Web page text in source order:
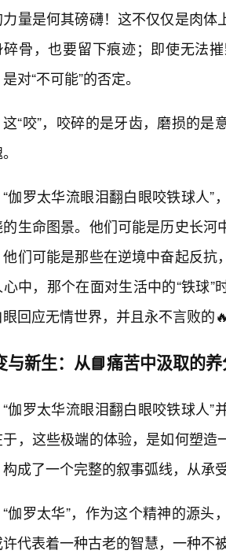
量是何其磅礴！这不仅仅是肉
碎骨，也要留下痕迹；即使无法
对“不可能”的否定。
这“咬”，咬碎的是牙齿，磨损的
“伽罗太华流眼泪翻白眼咬铁球人
的生命图景。他们可能是历史长
他们可能是那些在逆境中奋起反
中，那个在面对生活中的“铁球
回应无情世界，并且永不言败的
与新生：从📘痛苦中汲取的
“伽罗太华流眼泪翻白眼咬铁球人
于，这些极端的体验，是如何塑
成了一个完整的叙事弧线，从承
“伽罗太华”，作为这个精神的源
代表着一种古老的智慧，一种不